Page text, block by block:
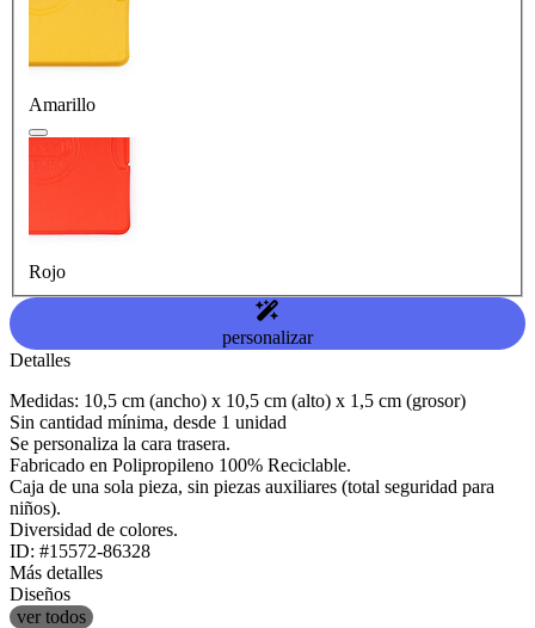
Amarillo
Rojo
personalizar
Detalles
Medidas: 10,5 cm (ancho) x 10,5 cm (alto) x 1,5 cm (grosor)
Sin cantidad mínima, desde 1 unidad
Se personaliza la cara trasera.
Fabricado en Polipropileno 100% Reciclable.
Caja de una sola pieza, sin piezas auxiliares (total seguridad para
niños).
Diversidad de colores.
ID: #15572-86328
Más detalles
Diseños
ver todos